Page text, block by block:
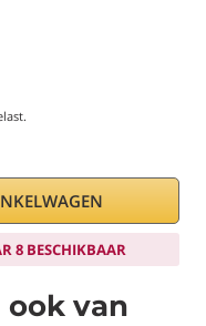
8 BESCHIKBAAR
van